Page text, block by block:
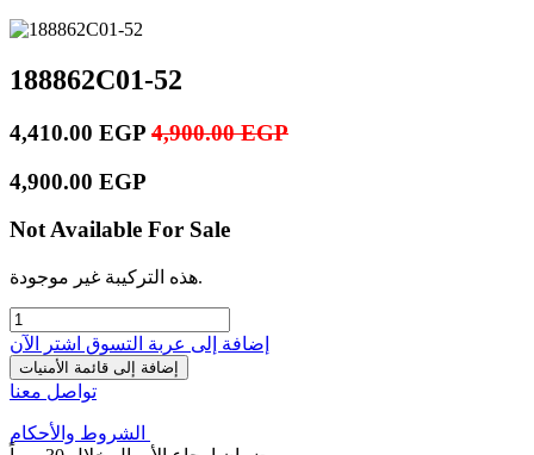
188862C01-52
4,410.00 EGP 4,900.00EGP
4,900.00 EGP
Not Available For Sale
هذه التركيبة غير موجودة.
إضافة إلى عربة التسوق اشترِ الآن
إضافة إلى قائمة الأمنيات
تواصل معنا
الشروط والأحكام